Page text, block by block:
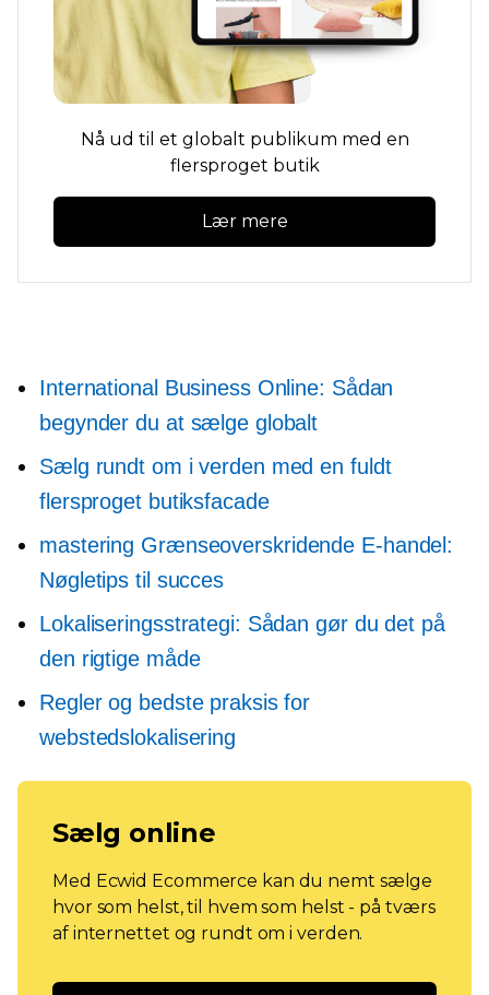
Nå ud til et globalt publikum med en
flersproget butik
Lær mere
International Business Online: Sådan
begynder du at sælge globalt
Sælg rundt om i verden med en fuldt
flersproget butiksfacade
mastering Grænseoverskridende E-handel:
Nøgletips til succes
Lokaliseringsstrategi: Sådan gør du det på
den rigtige måde
Regler og bedste praksis for
webstedslokalisering
Sælg online
Med Ecwid Ecommerce kan du nemt sælge
hvor som helst, til hvem som helst - på tværs
af internettet og rundt om i verden.